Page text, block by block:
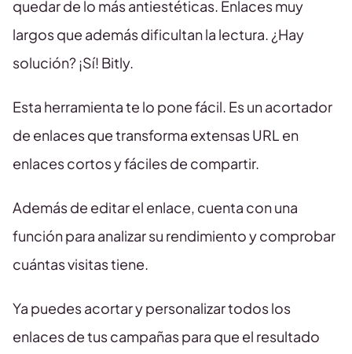
quedar de lo más antiestéticas. Enlaces muy
largos que además dificultan la lectura. ¿Hay
solución? ¡Sí! Bitly.
Esta herramienta te lo pone fácil. Es un acortador
de enlaces que transforma extensas URL en
enlaces cortos y fáciles de compartir.
Además de editar el enlace, cuenta con una
función para analizar su rendimiento y comprobar
cuántas visitas tiene.
Ya puedes acortar y personalizar todos los
enlaces de tus campañas para que el resultado